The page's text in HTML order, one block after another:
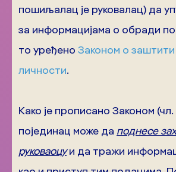
пошиљалац је руковалац) да
за информацијама о обради
то уређено Законом о
личности.
Како је прописано Законом (чл.
појединац може да поднесе
руковаоцуи да тражи